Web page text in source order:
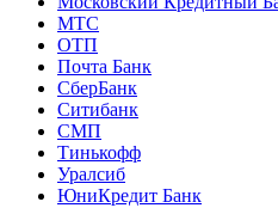
МТС
ОТП
Почта Банк
СберБанк
Ситибанк
СМП
Тинькофф
Уралсиб
ЮниКредит Банк